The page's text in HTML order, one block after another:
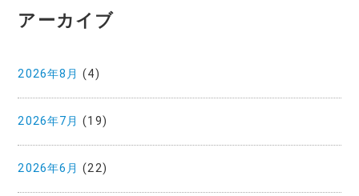
アーカイブ
2026年8月 (4)
2026年7月 (19)
2026年6月 (22)